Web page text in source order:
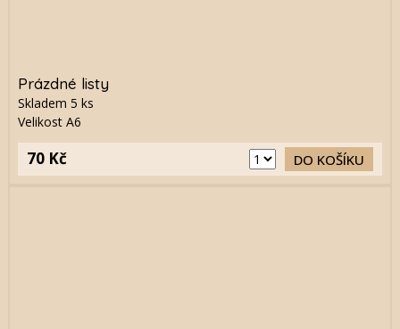
Prázdné listy
Skladem 5 ks
Velikost A6
70 Kč DO KOŠÍKU